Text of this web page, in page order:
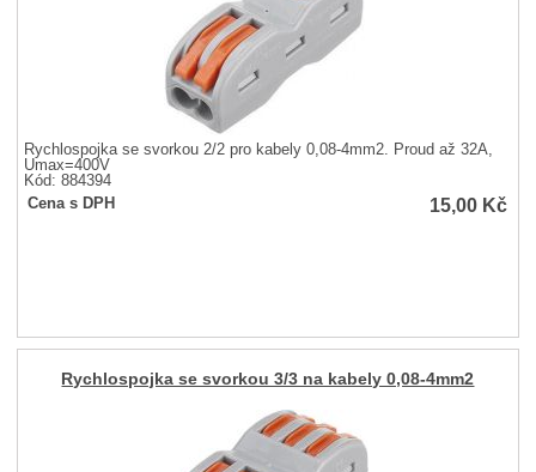
Rychlospojka se svorkou 2/2 pro kabely 0,08-4mm2. Proud až 32A,
Umax=400V
Kód: 884394
Cena s DPH
15,00 Kč
Rychlospojka se svorkou 3/3 na kabely 0,08-4mm2